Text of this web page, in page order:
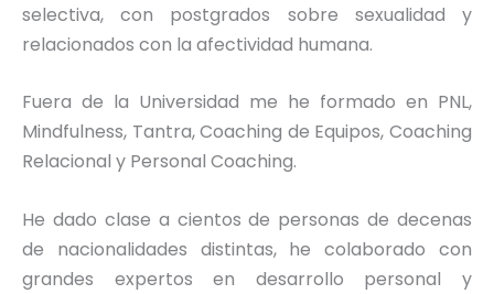
selectiva, con postgrados sobre sexualidad y
relacionados con la afectividad humana.
Fuera de la Universidad me he formado en PNL,
Mindfulness, Tantra, Coaching de Equipos, Coaching
Relacional y Personal Coaching.
He dado clase a cientos de personas de decenas
de nacionalidades distintas, he colaborado con
grandes expertos en desarrollo personal y